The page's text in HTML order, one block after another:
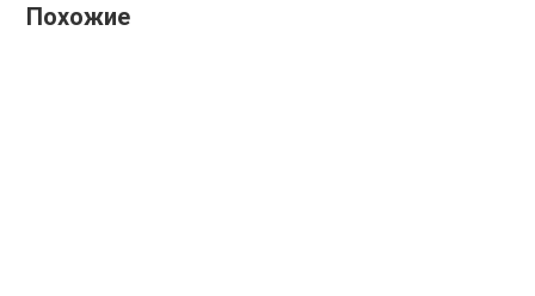
Похожие